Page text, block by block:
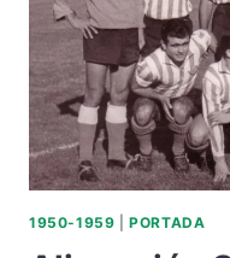
1950-1959 |PORTADA